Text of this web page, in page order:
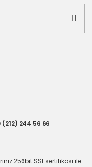
(212) 244 56 66
256bit SSL sertifikası ile